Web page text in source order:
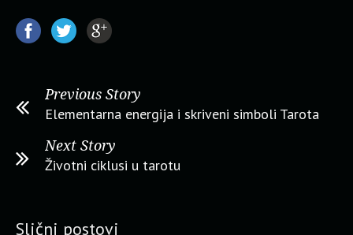
Previous Story
Elementarna energija i skriveni simboli Tarota
Next Story
Životni ciklusi u tarotu
Slični postovi